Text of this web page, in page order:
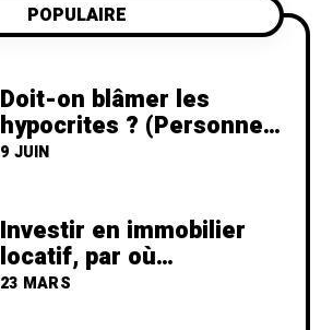
POPULAIRE
Doit-on blâmer les
hypocrites ? (Personne
peu sincère)
9 JUIN
Investir en immobilier
locatif, par où
commencer ?
23 MARS